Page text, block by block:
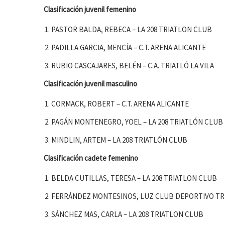
Clasificación juvenil femenino
PASTOR BALDA, REBECA – LA 208 TRIATLON CLUB
PADILLA GARCIA, MENCÍA – C.T. ARENA ALICANTE
RUBIO CASCAJARES, BELÉN – C.A. TRIATLÓ LA VILA
Clasificación juvenil masculino
CORMACK, ROBERT – C.T. ARENA ALICANTE
PAGÁN MONTENEGRO, YOEL – LA 208 TRIATLÓN CLUB
MINDLIN, ARTEM – LA 208 TRIATLÓN CLUB
Clasificación cadete femenino
BELDA CUTILLAS, TERESA – LA 208 TRIATLON CLUB
FERRÁNDEZ MONTESINOS, LUZ CLUB DEPORTIVO
SÁNCHEZ MAS, CARLA – LA 208 TRIATLON CLUB